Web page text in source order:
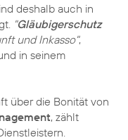
deshalb auch in
"Gläubigerschutz
und Inkasso",
in seinem
über die Bonität von
, zählt